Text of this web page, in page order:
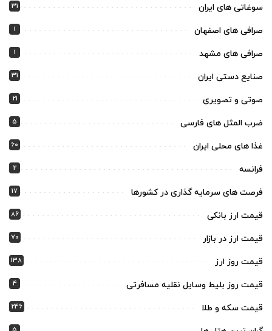
سوغاتی های ایران 31
صرافی های اصفهان 1
صرافی های مشهد 1
صنایع دستی ایران 31
صوتی و تصویری 21
ضرب المثل های فارسی 5
غذا های محلی ایران 60
فرانسه 2
فرصت های سرمایه گذاری در کشورها 17
قیمت ارز بانکی 86
قیمت ارز در بازار 70
قیمت روز ارز 138
قیمت روز بلیط وسایل نقلیه مسافرتی 4
قیمت سکه و طلا 246